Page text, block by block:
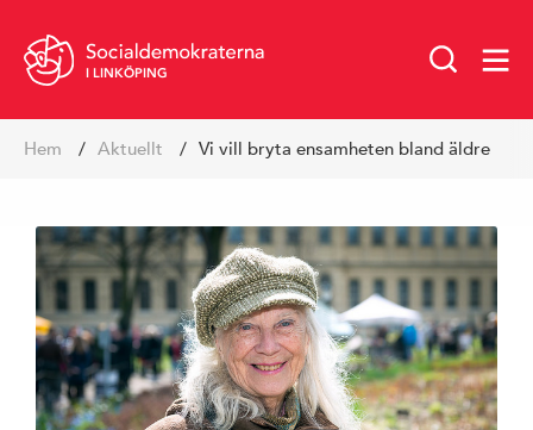
I LINKÖPING
Hem Aktuellt Vi vill bryta ensamheten bland äldre